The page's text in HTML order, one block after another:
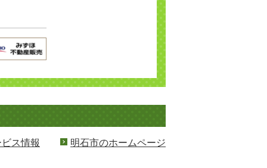
ス情報 明石市のホームページ